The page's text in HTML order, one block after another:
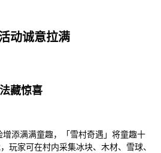
动诚意拉满
藏惊喜
添满满童趣，「雪村奇遇」将童趣十
玩家可在村内采集冰块、木材、雪球、